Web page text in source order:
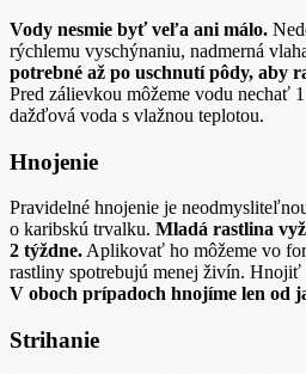
Vody nesmie byť veľa ani málo.
rýchlemu vyschýnaniu, nadmerná
potrebné až po uschnutí pôdy, aby
Pred zálievkou môžeme vodu nechať
dažďová voda s vlažnou teplotou.
Hnojenie
Pravidelné hnojenie je
o karibskú trvalku. Mladá rastlina
2 týždne. Aplikovať ho môžeme vo
rastliny spotrebujú menej živín. Hnojiť
V oboch prípadoch hnojíme len od
Strihanie